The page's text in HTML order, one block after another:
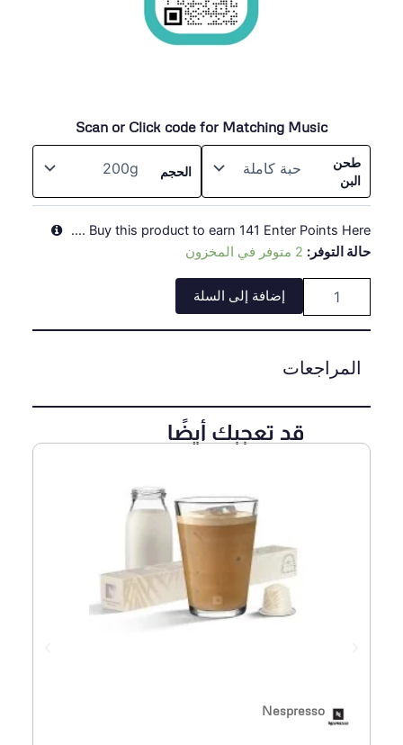
Scan or Click code for Matching Music
طحن
البن
الحجم
Buy this product to earn 141 Enter Points Here ....
حالة التوفر: 2 متوفر في المخزون
كمية
Colombia
Huila
إضافة إلى السلة
المراجعات
قد تعجبك أيضًا
Nespresso